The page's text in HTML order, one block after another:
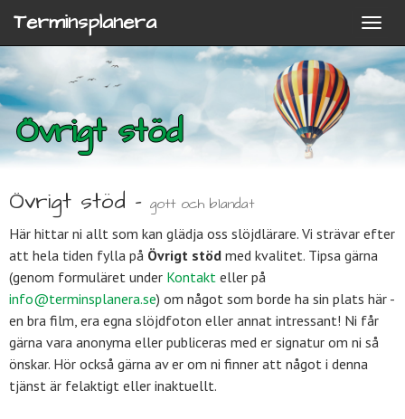
Terminsplanera
Övrigt stöd
Övrigt stöd - gott och blandat
Här hittar ni allt som kan glädja oss slöjdlärare. Vi strävar efter
att hela tiden fylla på Övrigt stöd med kvalitet. Tipsa gärna
(genom formuläret under Kontakt eller på
info@terminsplanera.se) om något som borde ha sin plats här -
en bra film, era egna slöjdfoton eller annat intressant! Ni får
gärna vara anonyma eller publiceras med er signatur om ni så
önskar. Hör också gärna av er om ni finner att något i denna
tjänst är felaktigt eller inaktuellt.